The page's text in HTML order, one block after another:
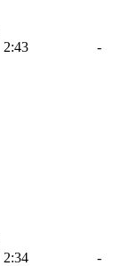
2:43 -
2:34 -